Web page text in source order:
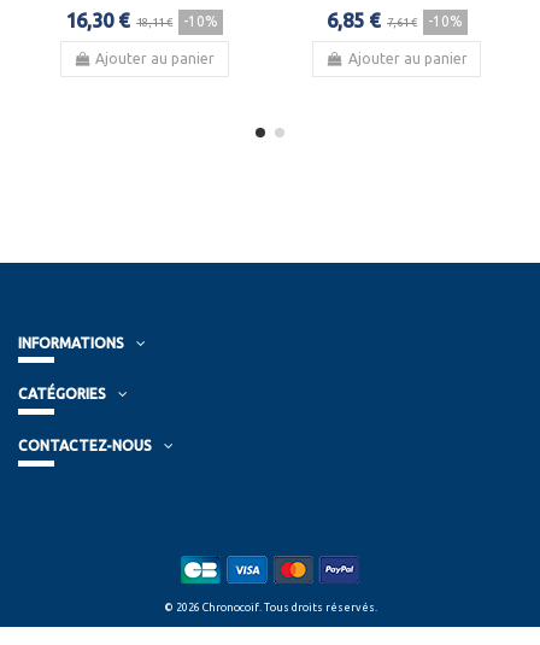
16,30 € 18,11 € -10%
Ajouter au panier
6,85 € 7,61 € -10%
Ajouter au panier
INFORMATIONS
CATÉGORIES
CONTACTEZ-NOUS
© 2026 Chronocoif. Tous droits réservés.